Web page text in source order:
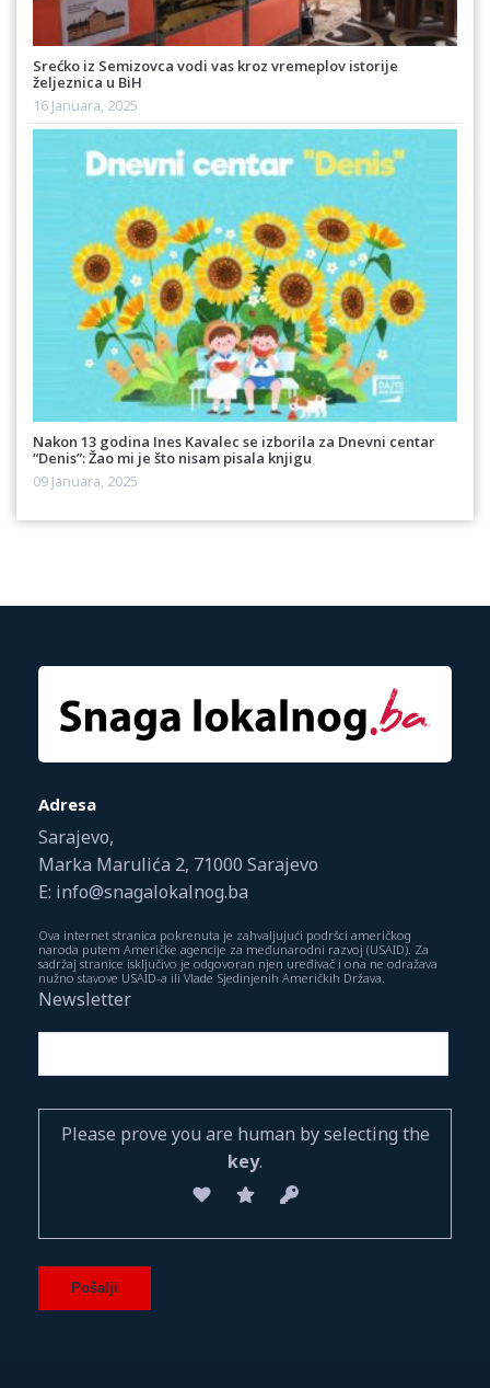
Srećko iz Semizovca vodi vas kroz vremeplov istorije
željeznica u BiH
16 Januara, 2025
Nakon 13 godina Ines Kavalec se izborila za Dnevni centar
“Denis”: Žao mi je što nisam pisala knjigu
09 Januara, 2025
Adresa
Sarajevo,
Marka Marulića 2, 71000 Sarajevo
E: info@snagalokalnog.ba
Ova internet stranica pokrenuta je zahvaljujući podršci američkog
naroda putem Američke agencije za međunarodni razvoj (USAID). Za
sadržaj stranice isključivo je odgovoran njen uređivač i ona ne odražava
nužno stavove USAID-a ili Vlade Sjedinjenih Američkih Država.
Newsletter
Please prove you are human by selecting the
key.